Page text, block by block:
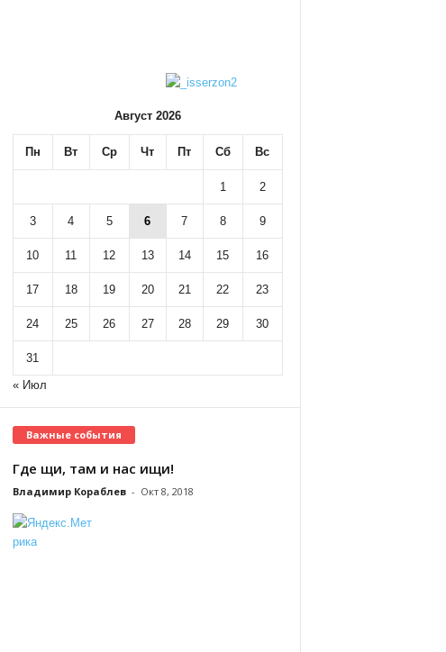
Август 2026
Пн Вт Ср Чт Пт Сб Вс
1 2
3 4 5 6 7 8 9
10 11 12 13 14 15 16
17 18 19 20 21 22 23
24 25 26 27 28 29 30
31
« Июл
Важные события
Где щи, там и нас ищи!
Владимир Кораблев - Окт 8, 2018